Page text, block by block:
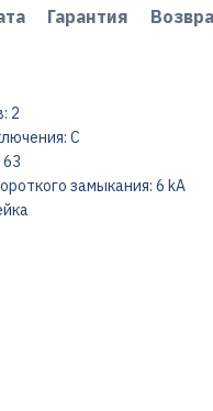
Гарантия
2
C
замыкания: 6 kA